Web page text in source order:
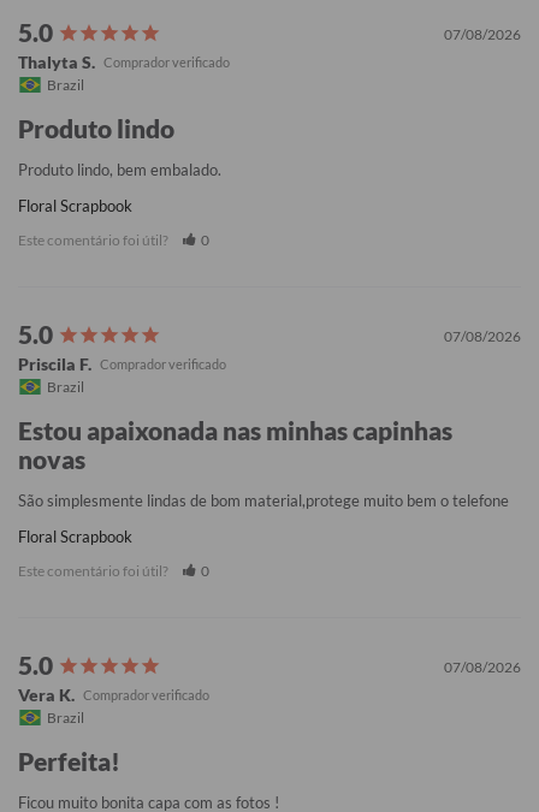
07/08/2026
Thalyta S.
Brazil
Produto lindo
Produto lindo, bem embalado.
Floral Scrapbook
Este comentário foi útil? 0
07/08/2026
Priscila F.
Brazil
Estou apaixonada nas minhas capinhas
novas
São simplesmente lindas de bom material,protege muito bem o telefone
Floral Scrapbook
Este comentário foi útil? 0
07/08/2026
Vera K.
Brazil
Perfeita!
Ficou muito bonita capa com as fotos !